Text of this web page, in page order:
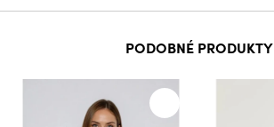
PODOBNÉ PRODUKTY